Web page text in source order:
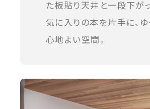
た板貼り天井と一段下が
気に入りの本を片手に、
心地よい空間。